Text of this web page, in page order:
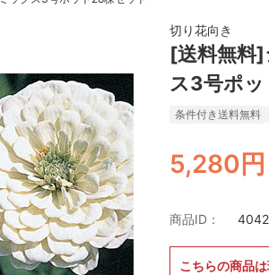
切り花向き
[送料無料]
ス3号ポ
条件付き送料無料
5,280円
商品ID：
こちらの商品